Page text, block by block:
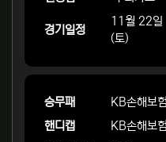
경기일정
11월 22일
(토)
승무패 KB손해보험
핸디캡
KB손해보험